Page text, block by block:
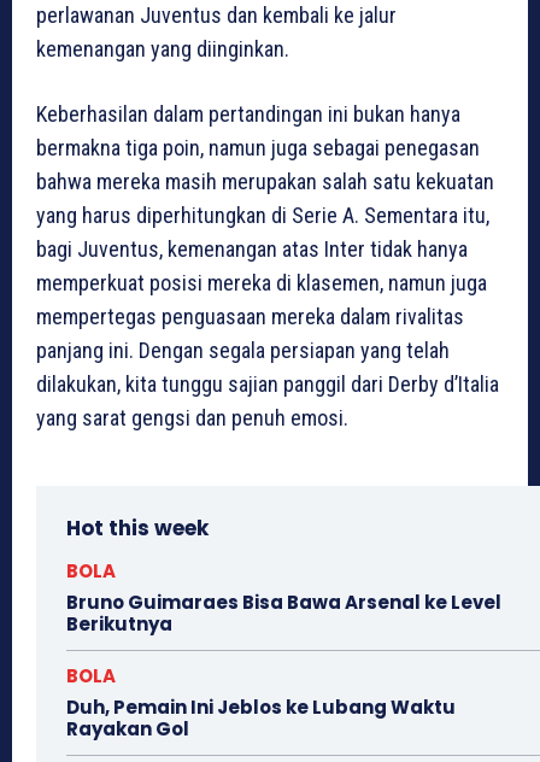
perlawanan Juventus dan kembali ke jalur
kemenangan yang diinginkan.
Keberhasilan dalam pertandingan ini bukan hanya
bermakna tiga poin, namun juga sebagai penegasan
bahwa mereka masih merupakan salah satu kekuatan
yang harus diperhitungkan di Serie A. Sementara itu,
bagi Juventus, kemenangan atas Inter tidak hanya
memperkuat posisi mereka di klasemen, namun juga
mempertegas penguasaan mereka dalam rivalitas
panjang ini. Dengan segala persiapan yang telah
dilakukan, kita tunggu sajian panggil dari Derby d’Italia
yang sarat gengsi dan penuh emosi.
Hot this week
BOLA
Bruno Guimaraes Bisa Bawa Arsenal ke Level
Berikutnya
BOLA
Duh, Pemain Ini Jeblos ke Lubang Waktu
Rayakan Gol